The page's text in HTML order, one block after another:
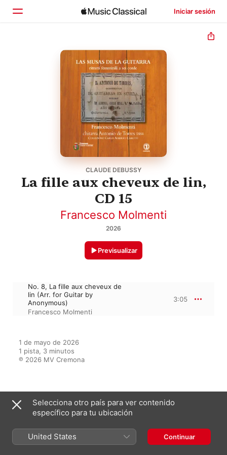
Iniciar sesión
CLAUDE DEBUSSY
La fille aux cheveux de lin,
CD 15
Francesco Molmenti
2026
Previsualizar
No. 8, La fille aux cheveux de
lin (Arr. for Guitar by
Anonymous)
Francesco Molmenti
3:05
1 de mayo de 2026
1 pista, 3 minutos
℗ 2026 MV Cremona
Del álbum
Las Musas de la Guitarra
Selecciona otro país para ver contenido
específico para tu ubicación
United States Continuar